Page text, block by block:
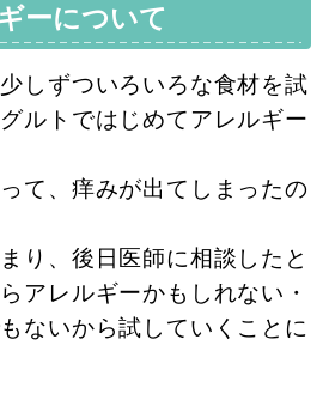
ーについて
しずついろいろな食材を試
ルトではじめてアレルギー
て、痒みが出てしまったの
り、後日医師に相談したと
アレルギーかもしれない・
ないから試していくことに